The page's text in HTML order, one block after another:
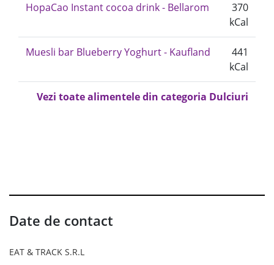
HopaCao Instant cocoa drink - Bellarom
370
kCal
Muesli bar Blueberry Yoghurt - Kaufland
441
kCal
Vezi toate alimentele din categoria Dulciuri
Date de contact
EAT & TRACK S.R.L